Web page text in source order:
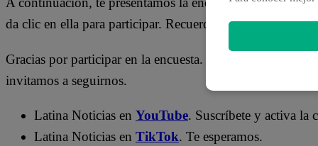
da clic en ella para participar. Recuerda que solo puedes
Gracias por participar en la encuesta. A continuación, te
invitamos a seguirnos.
Latina Noticias en YouTube. Suscríbete y activa la
Latina Noticias en TikTok. Te esperamos.